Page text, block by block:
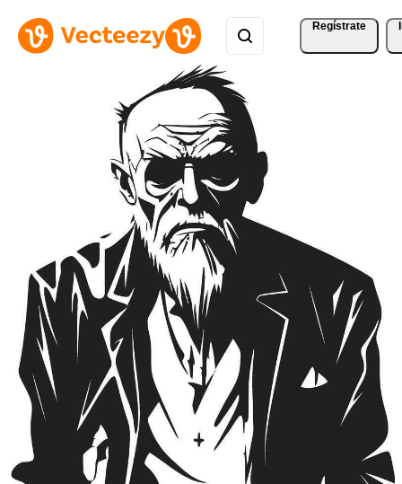
Regístrate